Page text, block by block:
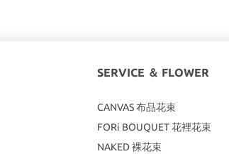
SERVICE ＆ FLOWER
CANVAS布品花束
FORi BOUQUET 花裡花束
NAKED 裸花束